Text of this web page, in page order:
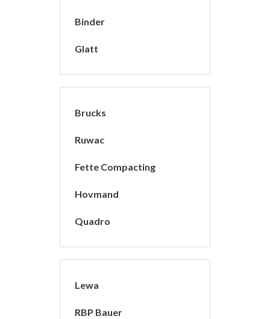
Binder
Glatt
Brucks
Ruwac
Fette Compacting
Hovmand
Quadro
Lewa
RBP Bauer